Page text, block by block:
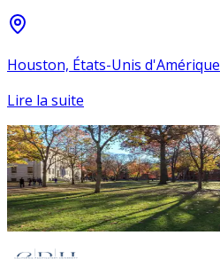
Houston, États-Unis d'Amérique
Lire la suite